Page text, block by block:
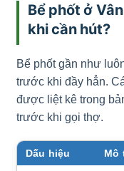
Bể phốt ở
khi cần hút?
Bể phốt gần như
trước khi đầy hẳn.
được liệt kê trong
trước khi gọi thợ.
Dấu hiệu Mô